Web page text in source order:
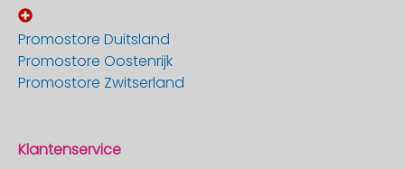
Promostore Duitsland
Promostore Oostenrijk
Promostore Zwitserland
Klantenservice